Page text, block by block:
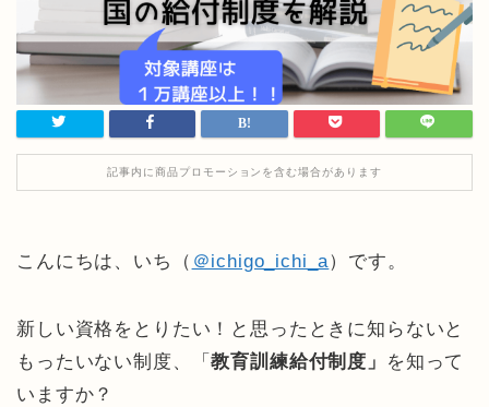
記事内に商品プロモーションを含む場合があります
こんにちは、いち（ ＠ichigo_ichi_a）です。
新しい資格をとりたい！と思ったときに知らないと
もったいない制度、「教育訓練給付制度」
を知って
いますか？